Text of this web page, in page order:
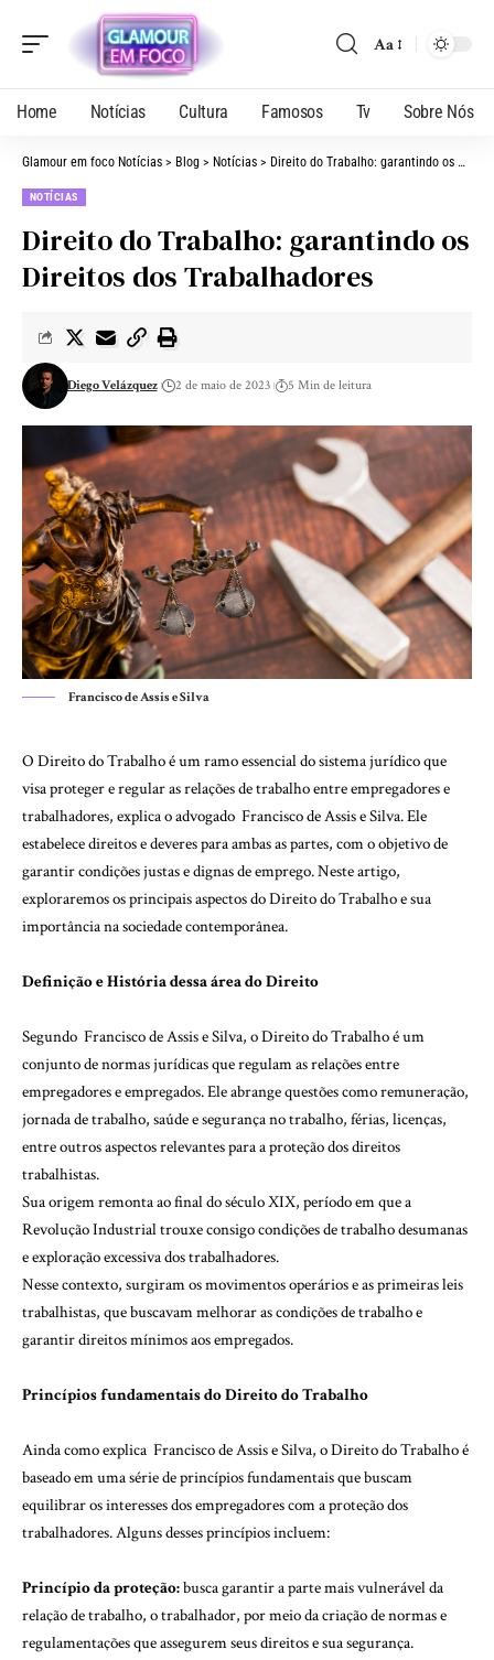
Aa
Home Notícias Cultura Famosos Tv Sobre Nós
Glamour em foco Notícias > Blog > Notícias > Direito do Trabalho: garantindo os Direitos dos Trabalhadores
NOTÍCIAS
Direito do Trabalho: garantindo os
Direitos dos Trabalhadores
Diego Velázquez 2 de maio de 2023 5 Min de leitura
Francisco de Assis e Silva
O Direito do Trabalho é um ramo essencial do sistema jurídico que
visa proteger e regular as relações de trabalho entre empregadores e
trabalhadores, explica o advogado Francisco de Assis e Silva. Ele
estabelece direitos e deveres para ambas as partes, com o objetivo de
garantir condições justas e dignas de emprego. Neste artigo,
exploraremos os principais aspectos do Direito do Trabalho e sua
importância na sociedade contemporânea.
Definição e História dessa área do Direito
Segundo Francisco de Assis e Silva, o Direito do Trabalho é um
conjunto de normas jurídicas que regulam as relações entre
empregadores e empregados. Ele abrange questões como remuneração,
jornada de trabalho, saúde e segurança no trabalho, férias, licenças,
entre outros aspectos relevantes para a proteção dos direitos
trabalhistas.
Sua origem remonta ao final do século XIX, período em que a
Revolução Industrial trouxe consigo condições de trabalho desumanas
e exploração excessiva dos trabalhadores.
Nesse contexto, surgiram os movimentos operários e as primeiras leis
trabalhistas, que buscavam melhorar as condições de trabalho e
garantir direitos mínimos aos empregados.
Princípios fundamentais do Direito do Trabalho
Ainda como explica Francisco de Assis e Silva, o Direito do Trabalho é
baseado em uma série de princípios fundamentais que buscam
equilibrar os interesses dos empregadores com a proteção dos
trabalhadores. Alguns desses princípios incluem:
Princípio da proteção:busca garantir a parte mais vulnerável da
relação de trabalho, o trabalhador, por meio da criação de normas e
regulamentações que assegurem seus direitos e sua segurança.